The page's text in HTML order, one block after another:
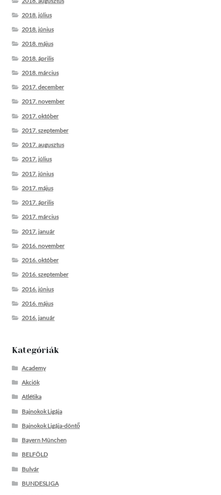
2018. július
2018. június
2018. május
2018. április
2018. március
2017. december
2017. november
2017. október
2017. szeptember
2017. augusztus
2017. július
2017. június
2017. május
2017. április
2017. március
2017. január
2016. november
2016. október
2016. szeptember
2016. június
2016. május
2016. január
Kategóriák
Academy
Akciók
Atlétika
Bajnokok Ligája
Bajnokok Ligája-döntő
Bayern München
BELFÖLD
Bulvár
BUNDESLIGA